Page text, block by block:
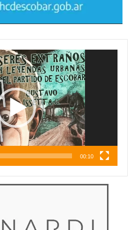
00:10